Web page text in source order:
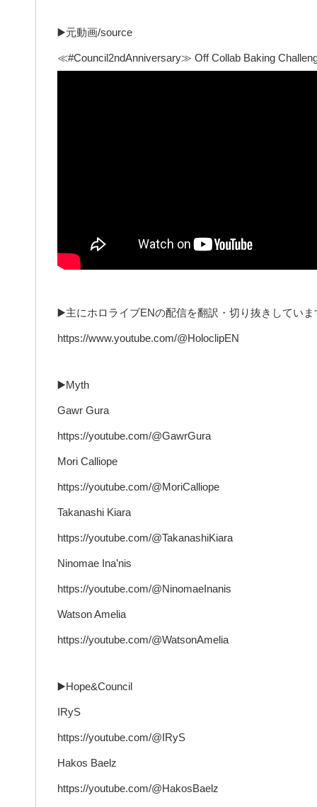
▶️元動画/source
≪#Council2ndAnniversary≫ Off Collab Baking
▶️主にホロライブENの配信を翻訳・切り抜きしてい
https://www.youtube.com/@HoloclipEN
▶️Myth
Gawr Gura
https://youtube.com/@GawrGura
Mori Calliope
https://youtube.com/@MoriCalliope
Takanashi Kiara
https://youtube.com/@TakanashiKiara
Ninomae Ina’nis
https://youtube.com/@NinomaeInanis
Watson Amelia
https://youtube.com/@WatsonAmelia
▶️Hope&Council
IRyS
https://youtube.com/@IRyS
Hakos Baelz
https://youtube.com/@HakosBaelz